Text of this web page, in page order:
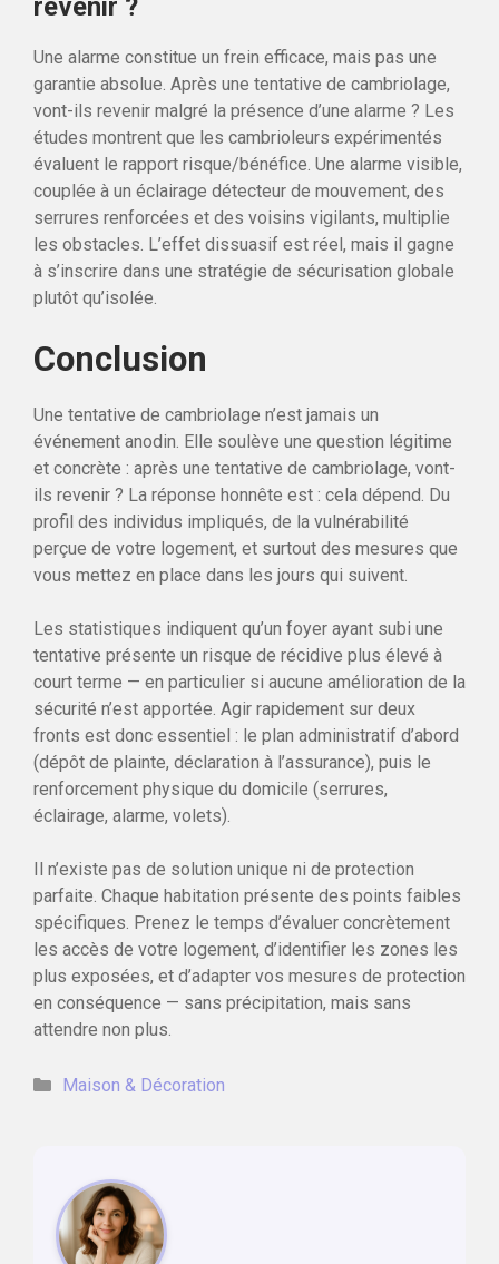
revenir ?
Une alarme constitue un frein efficace, mais pas une
garantie absolue. Après une tentative de cambriolage,
vont-ils revenir malgré la présence d’une alarme ? Les
études montrent que les cambrioleurs expérimentés
évaluent le rapport risque/bénéfice. Une alarme visible,
couplée à un éclairage détecteur de mouvement, des
serrures renforcées et des voisins vigilants, multiplie
les obstacles. L’effet dissuasif est réel, mais il gagne
à s’inscrire dans une stratégie de sécurisation globale
plutôt qu’isolée.
Conclusion
Une tentative de cambriolage n’est jamais un
événement anodin. Elle soulève une question légitime
et concrète : après une tentative de cambriolage, vont-
ils revenir ? La réponse honnête est : cela dépend. Du
profil des individus impliqués, de la vulnérabilité
perçue de votre logement, et surtout des mesures que
vous mettez en place dans les jours qui suivent.
Les statistiques indiquent qu’un foyer ayant subi une
tentative présente un risque de récidive plus élevé à
court terme — en particulier si aucune amélioration de la
sécurité n’est apportée. Agir rapidement sur deux
fronts est donc essentiel : le plan administratif d’abord
(dépôt de plainte, déclaration à l’assurance), puis le
renforcement physique du domicile (serrures,
éclairage, alarme, volets).
Il n’existe pas de solution unique ni de protection
parfaite. Chaque habitation présente des points faibles
spécifiques. Prenez le temps d’évaluer concrètement
les accès de votre logement, d’identifier les zones les
plus exposées, et d’adapter vos mesures de protection
en conséquence — sans précipitation, mais sans
attendre non plus.
Catégories
Maison & Décoration